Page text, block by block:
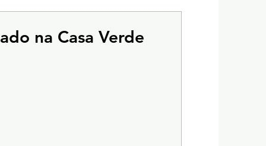
na Casa Verde